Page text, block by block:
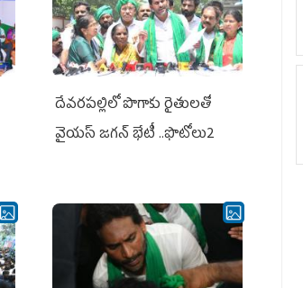
దేవరపల్లిలో పొగాకు రైతులతో
వైయస్ జగన్ భేటీ ..ఫొటోలు2